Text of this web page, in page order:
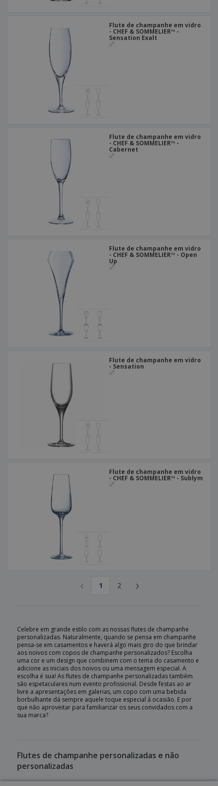
Flute de champanhe em vidro
- CHEF & SOMMELIER™ -
Sensation Exalt
Flute de champanhe em vidro
- CHEF & SOMMELIER™ -
Cabernet
Flute de champanhe em vidro
- CHEF & SOMMELIER™ - Open
Up
Flute de champanhe em vidro
- Sensation
Flute de champanhe em vidro
- CHEF & SOMMELIER™ - Sublym
‹ 1 2 ›
Celebre em grande estilo com as nossas flutes de champanhe
personalizadas. Naturalmente, quando se pensa em champanhe
pensa-se em casamentos e haverá algo mais giro do que brindar
aos noivos com copos de champanhe personalizados? Escolha
uma cor e um design que combinem com o tema do casamento e
adicione as iniciais dos noivos ou uma mensagem especial. A
escolha é sua! As flutes de champanhe personalizadas também
são espetaculares num evento profissional. Desde festas ao ar
livre a apresentações em galerias, um copo com uma bebida
borbulhante dá sempre aquele toque especial à ocasião. E por
que não aproveitar para familiarizar os seus convidados com a
sua marca?
Flutes de champanhe personalizadas e não
personalizadas